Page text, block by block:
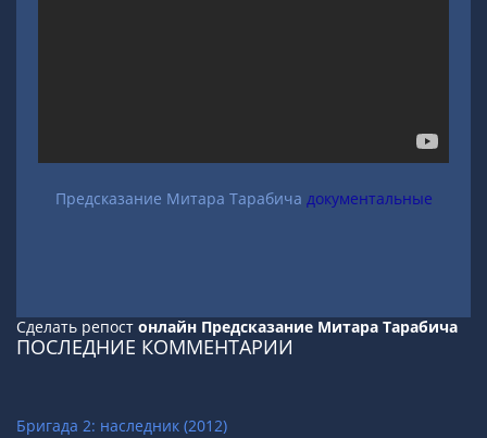
Предсказание Митара Тарабича документальные
Сделать репост онлайн Предсказание Митара Тарабича
ПОСЛЕДНИЕ КОММЕНТАРИИ
Бригада 2: наследник (2012)